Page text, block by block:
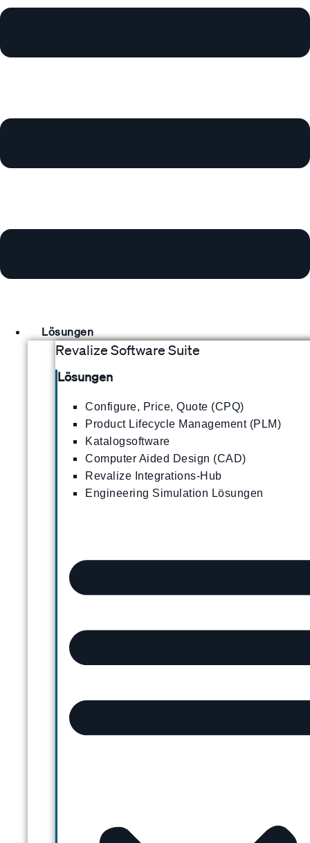
Lösungen
Revalize Software Suite
Lösungen
Configure, Price, Quote (CPQ)
Product Lifecycle Management (PLM)
Katalogsoftware
Computer Aided Design (CAD)
Revalize Integrations-Hub
Engineering Simulation Lösungen